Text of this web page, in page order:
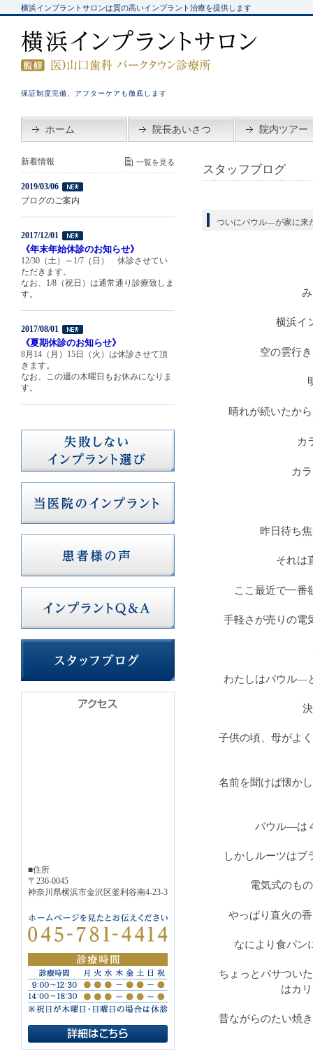
横浜インプラントサロンは質の高いインプラント治療を提供します
保証制度完備、アフターケアも徹底します
ホーム 院長あいさつ 院内ツアー
スタッフブログ
ついにバウル―が家に
横浜イ
空の雲行
晴れが続いたか
カ
カ
昨日待ち
それは
ここ最近で一番
手軽さが売りの電
わたしはバウル―
子供の頃、母がよ
名前を聞けば懐か
バウル―は
しかしルーツは
電気式のも
やっぱり直火の
なにより食パン
ちょっとパサつい
はカ
昔ながらのたい焼
新着情報 一覧を見る
2019/03/06
ブログのご案内
2017/12/01
《年末年始休診のお知らせ》
12/30（土）～1/7（日） 休診させてい
ただきます。
なお、1/8（祝日）は通常通り診療致しま
す。
2017/08/01
《夏期休診のお知らせ》
8月14（月）15日（火）は休診させて頂
きます。
なお、この週の木曜日もお休みになりま
す。
■住所
〒236-0045
神奈川県横浜市金沢区釜利谷南4-23-3